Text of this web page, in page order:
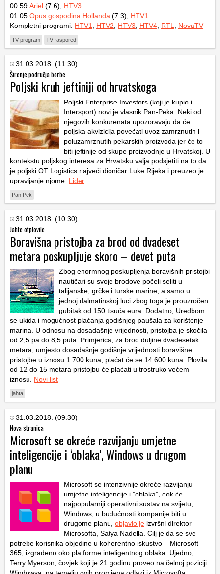
00:59 Ariel (7.6), HTV3
01:05 Opus gospodina Hollanda (7.3), HTV1
Kompletni programi: HTV1 HTV2 HTV3 HTV4 RTL NovaTV
TV program TV raspored
31.03.2018. (11:30)
Širenje područja borbe
Poljski kruh jeftiniji od hrvatskoga
Poljski Enterprise Investors (koji je kupio i
Intersport) novi je vlasnik Pan-Peka. Neki od
njegovih konkurenata upozoravaju da će
poljska akvizicija povećati uvoz zamrznutih i
poluzamrznutih pekarskih proizvoda jer će to
biti jeftinije od skupe proizvodnje u Hrvatskoj. U
kontekstu poljskog interesa za Hrvatsku valja podsjetiti na to da
je poljski OT Logistics najveći dioničar Luke Rijeka i preuzeo je
upravljanje njome. Lider
Pan Pek
31.03.2018. (10:30)
Jahte otplovile
Boravišna pristojba za brod od dvadeset
metara poskupljuje skoro – devet puta
Zbog enormnog poskupljenja boravišnih pristojbi
nautičari su svoje brodove počeli seliti u
talijanske, grčke i turske marine, a samo u
jednoj dalmatinskoj luci zbog toga je prouzročen
gubitak od 150 tisuća eura. Dodatno, Uredbom
se ukida i mogućnost plaćanja godišnjeg paušala za korištenje
marina. U odnosu na dosadašnje vrijednosti, pristojba je skočila
od 2,5 pa do 8,5 puta. Primjerica, za brod duljine dvadesetak
metara, umjesto dosadašnje godišnje vrijednosti boravišne
pristojbe u iznosu 1.700 kuna, plaćat će se 14.600 kuna. Plovila
od 12 do 15 metara pristojbu će plaćati u trostruko većem
iznosu. Novi list
jahta
31.03.2018. (09:30)
Nova stranica
Microsoft se okreće razvijanju umjetne
inteligencije i ‘oblaka’, Windows u drugom
planu
Microsoft se intenzivnije okreće razvijanju
umjetne inteligencije i ”oblaka”, dok će
najpopularniji operativni sustav na svijetu,
Windows, u budućnosti kompanije biti u
drugome planu, objavio je izvršni direktor
Microsofta, Satya Nadella. Cilj je da se sve
potrebe korisnika objedine u koherentno iskustvo – Microsoft
365, izgrađeno oko platforme inteligentnog oblaka. Ujedno,
Terry Myerson, čovjek koji je 21 godinu proveo na čelnoj poziciji